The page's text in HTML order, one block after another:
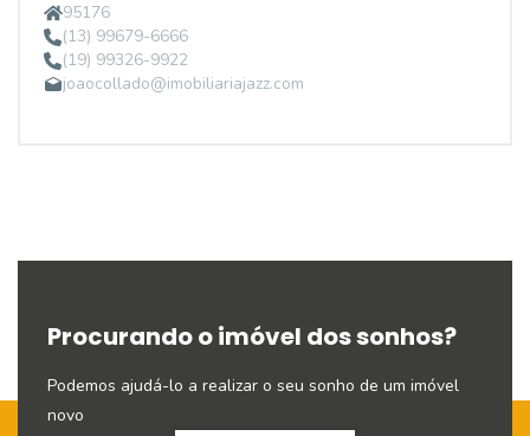
95176
(13) 99679-6666
(19) 99326-9922
joaocollado@imobiliariajazz.com
Procurando o imóvel dos sonhos?
Podemos ajudá-lo a realizar o seu sonho de um imóvel
novo